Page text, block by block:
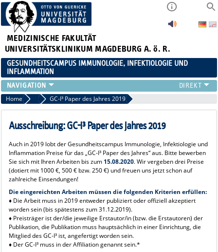
MEDIZINISCHE FAKULTÄT
UNIVERSITÄTSKLINIKUM MAGDEBURG A. ö. R.
GESUNDHEITSCAMPUS IMMUNOLOGIE, INFEKTIOLOGIE UND
INFLAMMATION
ÜBER UNS
MITGLIEDER
PAPER D. JAHRES
YOUNG ACADEMY
VERANSTALTUNGEN
LINKS
KONTAKT
Home 2019 GC-I³ Paper des Jahres 2019
Ausschreibung: GC-I³ Paper des Jahres 2019
Auch in 2019 lobt der Gesundheitscampus Immunologie, Infektiologie und
Inflammation Preise für das „GC-I³ Paper des Jahres“ aus. Bitte bewerben
Sie sich mit Ihren Arbeiten bis zum 15.08.2020. Wirvergeben drei Preise
(dotiert mit 1000 €, 500 € bzw. 250 €) und freuen uns jetzt schon auf
zahlreiche Einsendungen!
Die eingereichten Arbeiten müssen die folgenden Kriterien erfüllen:
♦ Die Arbeit muss in 2019 entweder publiziert oder offiziell akzeptiert
worden sein (bis spätestens zum 31.12.2019).
♦ Preisträger ist der/die jeweilige Erstautor/in (bzw. die Erstautoren) der
Publikation, die Publikation muss hauptsächlich in einer Einrichtung, die
Mitglied des GC-I³ ist, angefertigt worden sein.
♦Der GC-I³ muss in der Affiliation genannt sein.*